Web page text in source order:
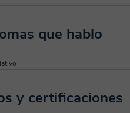
que hablo
y certificaciones